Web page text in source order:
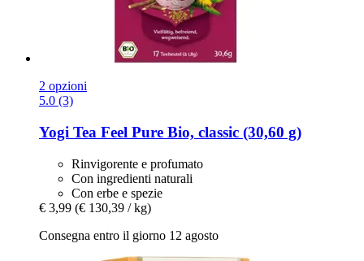
2 opzioni
5.0 (3)
Yogi Tea Feel Pure Bio, classic (30,60 g)
Rinvigorente e profumato
Con ingredienti naturali
Con erbe e spezie
€ 3,99 (€ 130,39 / kg)
Consegna entro il giorno 12 agosto